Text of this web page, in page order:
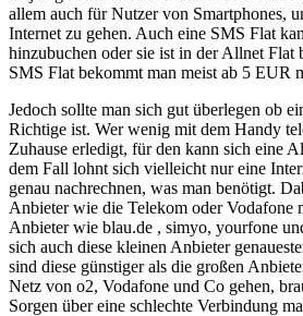
allem auch für Nutzer von Smartphones,
Internet zu gehen. Auch eine SMS Flat
hinzubuchen oder sie ist in der Allnet Flat
SMS Flat bekommt man meist ab 5 EUR
Jedoch sollte man sich gut überlegen ob
Richtige ist. Wer wenig mit dem Handy
Zuhause erledigt, für den kann sich eine
dem Fall lohnt sich vielleicht nur eine
genau nachrechnen, was man benötigt.
Anbieter wie die Telekom oder Vodafone
Anbieter wie blau.de , simyo, yourfone
sich auch diese kleinen Anbieter
sind diese günstiger als die großen
Netz von o2, Vodafone und Co gehen,
Sorgen über eine schlechte Verbindung